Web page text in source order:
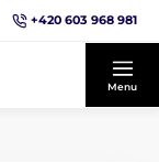
+420 603 968 981
Menu